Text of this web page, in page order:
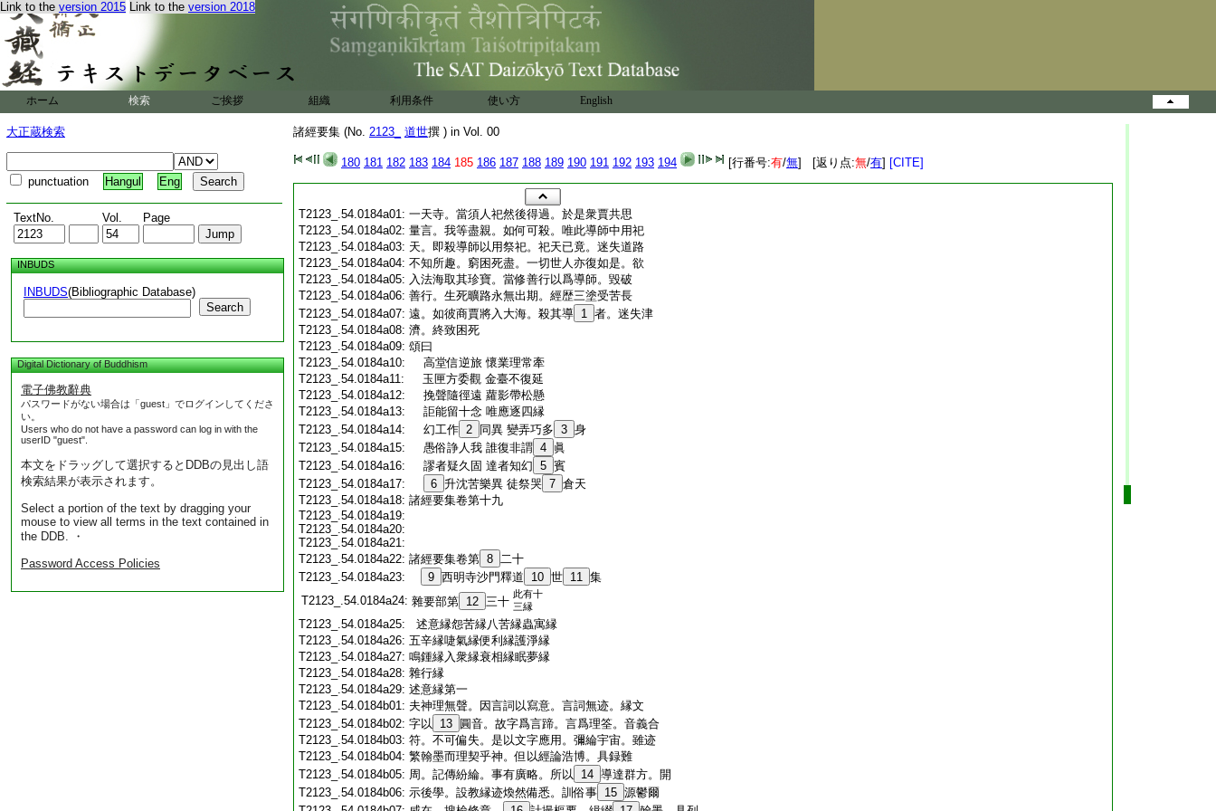
Link to the version 2015 Link to the version 2018
ホーム 検索 ご挨拶 組織 利用条件 使い方 English
大正蔵検索
punctuation Hangul Eng
TextNo. Vol. Page
INBUDS
INBUDS(Bibliographic Database)
Search
Digital Dictionary of Buddhism
電子佛教辭典
パスワードがない場合は「guest」でログインしてくださ
い。
Users who do not have a password can log in with the
userID "guest".
本文をドラッグして選択するとDDBの見出し語
検索結果が表示されます。
Select a portion of the text by dragging your
mouse to view all terms in the text contained in
the DDB. ・
Password Access Policies
諸經要集 (No. 2123_ 道世撰 ) in Vol. 00
180 181 182 183 184 185 186 187 188 189 190 191 192 193 194 [行番号:有/無] [返り点:無/有] [CITE]
T2123_.54.0184a01: 一天寺。當須人祀然後得過。於是衆賈共思
T2123_.54.0184a02: 量言。我等盡親。如何可殺。唯此導師中用祀
T2123_.54.0184a03: 天。即殺導師以用祭祀。祀天已竟。迷失道路
T2123_.54.0184a04: 不知所趣。窮困死盡。一切世人亦復如是。欲
T2123_.54.0184a05: 入法海取其珍寶。當修善行以爲導師。毀破
T2123_.54.0184a06: 善行。生死曠路永無出期。經歴三塗受苦長
T2123_.54.0184a07: 遠。如彼商賈將入大海。殺其導 1 者。迷失津
T2123_.54.0184a08: 濟。終致困死
T2123_.54.0184a09: 頌曰
T2123_.54.0184a10:
高堂信逆旅 懷業理常牽
T2123_.54.0184a11:
玉匣方委觀 金臺不復延
T2123_.54.0184a12:
挽聲隨徑遠 蘿影帶松懸
T2123_.54.0184a13:
詎能留十念 唯應逐四縁
T2123_.54.0184a14:
幻工作 2 同異 變弄巧多 3 身
T2123_.54.0184a15:
愚俗諍人我 誰復非謂 4 眞
T2123_.54.0184a16:
謬者疑久固 達者知幻 5 賓
T2123_.54.0184a17:
6 升沈苦樂異 徒祭哭 7 倉天
T2123_.54.0184a18: 諸經要集卷第十九
T2123_.54.0184a19:
T2123_.54.0184a20:
T2123_.54.0184a21:
T2123_.54.0184a22: 諸經要集卷第 8 二十
T2123_.54.0184a23:
9 西明寺沙門釋道 10 世 11 集
T2123_.54.0184a24: 雜要部第 12 三十
此有十
三縁
T2123_.54.0184a25:
述意縁怨苦縁八苦縁蟲寓縁
T2123_.54.0184a26: 五辛縁啑氣縁便利縁護淨縁
T2123_.54.0184a27: 鳴鍾縁入衆縁衰相縁眠夢縁
T2123_.54.0184a28: 雜行縁
T2123_.54.0184a29: 述意縁第一
T2123_.54.0184b01: 夫神理無聲。因言詞以寫意。言詞無迹。縁文
T2123_.54.0184b02: 字以 13
圓音。故字爲言蹄。言爲理筌。音義合
T2123_.54.0184b03: 符。不可偏失。是以文字應用。彌綸宇宙。雖迹
T2123_.54.0184b04: 繁翰墨而理契乎神。但以經論浩博。具録難
T2123_.54.0184b05: 周。記傳紛綸。事有廣略。所以 14 導達群方。開
T2123_.54.0184b06: 示後學。設教縁迹煥然備悉。訓俗事 15 源鬱爾